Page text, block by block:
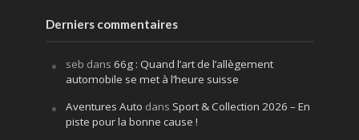
Derniers commentaires
seb dans 66g : Quand l’art de l’allègement
automobile se met à l’heure suisse
Aventures Auto dans Sport & Collection 2026 – En
piste pour la bonne cause !